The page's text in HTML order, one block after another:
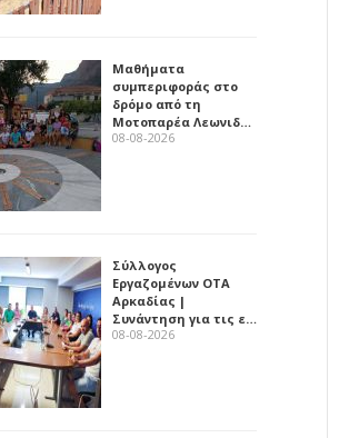
Μαθήματα
συμπεριφοράς στο
δρόμο από τη
Μοτοπαρέα Λεωνιδ…
08-08-2026
Σύλλογος
Εργαζομένων ΟΤΑ
Αρκαδίας |
Συνάντηση για τις ε…
08-08-2026